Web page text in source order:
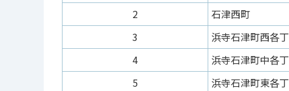
2
石津西町
3
浜寺石津町西各丁
4
浜寺石津町中各丁
5
浜寺石津町東各丁